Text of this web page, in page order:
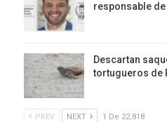
responsable
Descartan
tortugueros de
PREV NEXT 1 De 22,818